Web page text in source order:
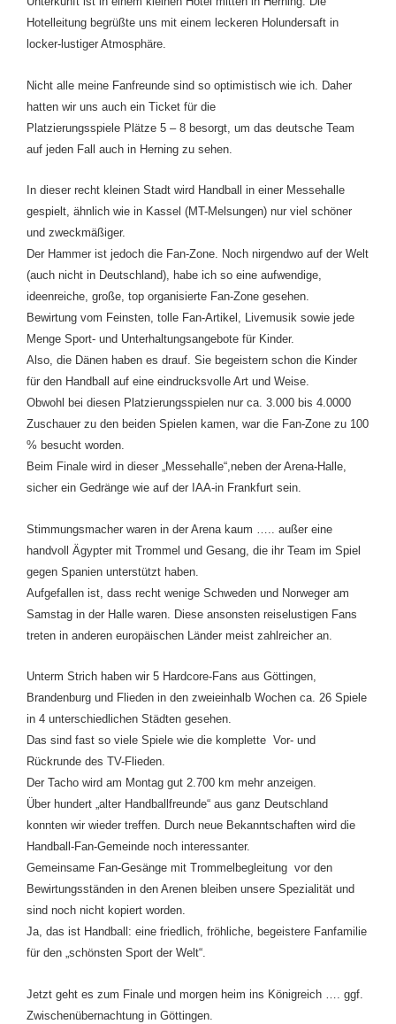
Hotelleitung begrüßte uns mit einem leckeren Holundersaft in
locker-lustiger Atmosphäre.
Nicht alle meine Fanfreunde sind so optimistisch wie ich. Daher
hatten wir uns auch ein Ticket für die
Platzierungsspiele Plätze 5 – 8 besorgt, um das deutsche Team
auf jeden Fall auch in Herning zu sehen.
In dieser recht kleinen Stadt wird Handball in einer Messehalle
gespielt, ähnlich wie in Kassel (MT-Melsungen) nur viel schöner
und zweckmäßiger.
Der Hammer ist jedoch die Fan-Zone. Noch nirgendwo auf der Welt
(auch nicht in Deutschland), habe ich so eine aufwendige,
ideenreiche, große, top organisierte Fan-Zone gesehen.
Bewirtung vom Feinsten, tolle Fan-Artikel, Livemusik sowie jede
Menge Sport- und Unterhaltungsangebote für Kinder.
Also, die Dänen haben es drauf. Sie begeistern schon die Kinder
für den Handball auf eine eindrucksvolle Art und Weise.
Obwohl bei diesen Platzierungsspielen nur ca. 3.000 bis 4.0000
Zuschauer zu den beiden Spielen kamen, war die Fan-Zone zu 100
% besucht worden.
Beim Finale wird in dieser „Messehalle“,neben der Arena-Halle,
sicher ein Gedränge wie auf der IAA-in Frankfurt sein.
Stimmungsmacher waren in der Arena kaum ….. außer eine
handvoll Ägypter mit Trommel und Gesang, die ihr Team im Spiel
gegen Spanien unterstützt haben.
Aufgefallen ist, dass recht wenige Schweden und Norweger am
Samstag in der Halle waren. Diese ansonsten reiselustigen Fans
treten in anderen europäischen Länder meist zahlreicher an.
Unterm Strich haben wir 5 Hardcore-Fans aus Göttingen,
Brandenburg und Flieden in den zweieinhalb Wochen ca. 26 Spiele
in 4 unterschiedlichen Städten gesehen.
Das sind fast so viele Spiele wie die komplette Vor- und
Rückrunde des TV-Flieden.
Der Tacho wird am Montag gut 2.700 km mehr anzeigen.
Über hundert „alter Handballfreunde“ aus ganz Deutschland
konnten wir wieder treffen. Durch neue Bekanntschaften wird die
Handball-Fan-Gemeinde noch interessanter.
Gemeinsame Fan-Gesänge mit Trommelbegleitung vor den
Bewirtungsständen in den Arenen bleiben unsere Spezialität und
sind noch nicht kopiert worden.
Ja, das ist Handball: eine friedlich, fröhliche, begeistere Fanfamilie
für den „schönsten Sport der Welt“.
Jetzt geht es zum Finale und morgen heim ins Königreich …. ggf.
Zwischenübernachtung in Göttingen.